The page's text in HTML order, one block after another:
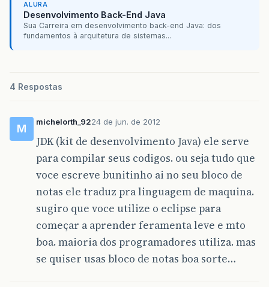
ALURA
Desenvolvimento Back-End Java
Sua Carreira em desenvolvimento back-end Java: dos
fundamentos à arquitetura de sistemas...
4 Respostas
M
michelorth_9224 de jun. de 2012
JDK (kit de desenvolvimento Java) ele serve
para compilar seus codigos. ou seja tudo que
voce escreve bunitinho ai no seu bloco de
notas ele traduz pra linguagem de maquina.
sugiro que voce utilize o eclipse para
começar a aprender feramenta leve e mto
boa. maioria dos programadores utiliza. mas
se quiser usas bloco de notas boa sorte…